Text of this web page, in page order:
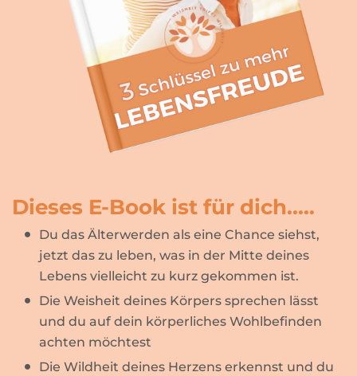
Dieses E-Book ist für dich.....
Du das Älterwerden als eine Chance siehst,
jetzt das zu leben, was in der Mitte deines
Lebens vielleicht zu kurz gekommen ist.
Die Weisheit deines Körpers sprechen lässt
und du auf dein körperliches Wohlbefinden
achten möchtest
Die Wildheit deines Herzens erkennst und du